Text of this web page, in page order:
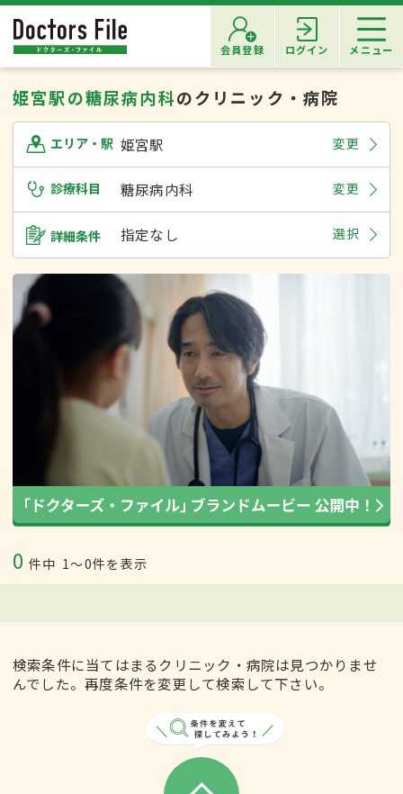
会員登録 ログイン メニュー
姫宮駅の糖尿病内科のクリニック・病院
エリア・駅 姫宮駅 変更
診療科目 糖尿病内科 変更
詳細条件 指定なし 選択
0 件中 1〜0件を表示
検索条件に当てはまるクリニック・病院は見つかりませ
んでした。再度条件を変更して検索して下さい。